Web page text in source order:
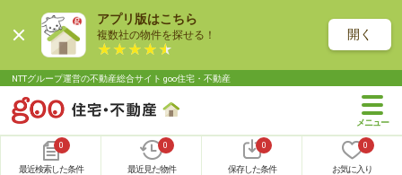
アプリ版はこちら
複数社の物件を探せる！ 開く
NTTグループ運営の不動産総合サイト goo住宅・不動産
0
最近検索した条件
0
最近見た物件
0
保存した条件
0
お気に入り